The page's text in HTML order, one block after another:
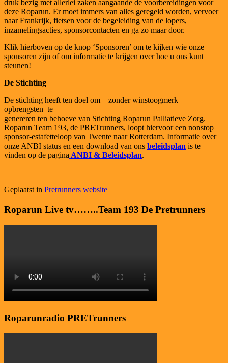
druk bezig met allerlei zaken aangaande de voorbereidingen voor
deze Roparun. Er moet immers van alles geregeld worden, vervoer
naar Frankrijk, fietsen voor de begeleiding van de lopers,
inzamelingsacties, sponsorcontacten en ga zo maar door.
Klik hierboven op de knop ‘Sponsoren’ om te kijken wie onze
sponsoren zijn of om informatie te krijgen over hoe u ons kunt
steunen!
De Stichting
De stichting heeft ten doel om – zonder winstoogmerk –
opbrengsten te
genereren ten behoeve van Stichting Roparun Palliatieve Zorg.
Roparun Team 193, de PRETrunners, loopt hiervoor een nonstop
sponsor-estafetteloop van Twente naar Rotterdam. Informatie over
onze ANBI status en een download van ons beleidsplan is te
vinden op de pagina ANBI & Beleidsplan.
Geplaatst in Pretrunners website
Roparun Live tv……..Team 193 De Pretrunners
Roparunradio PRETrunners